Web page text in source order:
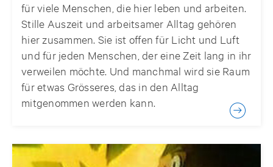
für viele Menschen, die hier leben und arbeiten.
Stille Auszeit und arbeitsamer Alltag gehören
hier zusammen. Sie ist offen für Licht und Luft
und für jeden Menschen, der eine Zeit lang in ihr
verweilen möchte. Und manchmal wird sie Raum
für etwas Grösseres, das in den Alltag
mitgenommen werden kann.